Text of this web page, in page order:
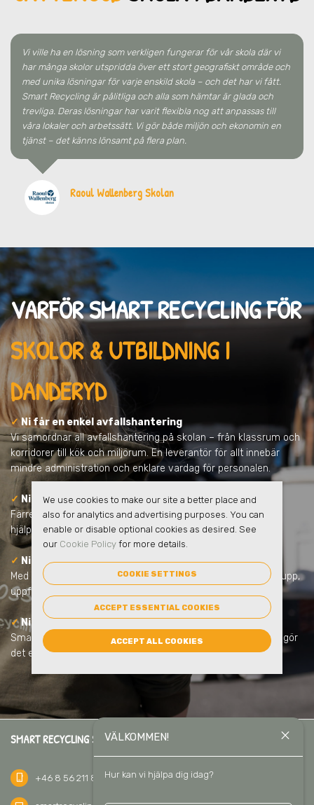
VÄLKOMMEN! close
Hur kan vi hjälpa dig idag?
Vi ville ha en lösning som verkligen fungerar för vår skola där vi
har många skolor utspridda över ett stort geografiskt område och
med unika lösningar för varje enskild skola – och det har vi fått.
Smart Recycling är pålitliga och alla som hämtar är glada och
trevliga. Deras lösningar har varit flexibla nog att anpassas till
våra lokaler och arbetssätt. Vi gör både miljön och ekonomin en
tjänst – det känns lönsamt på flera plan.
Raoul Wallenberg Skolan
VARFÖR SMART RECYCLING FÖR
SKOLOR & UTBILDNING I
DANDERYD
✓ Ni får en enkel avfallshantering
Vi samordnar all avfallshantering på skolan – från klassrum och
korridorer till kök och miljörum. En leverantör för allt innebär
mindre administration och enklare vardag för personalen.
✓ Ni minskar skolans klimatpåverkan
Färre transporter, tydligare sortering och ökad återvinning
hjälper skolan att minska koldioxidutsläppen.
✓ Ni får full kontroll och tydlig rapportering
Med eSmart får ni statistik över skolans avfall. Lätt att följa upp,
uppfylla lagkrav och visa upp.
✓ Ni gör hållbarhet till en del av undervisningen
Smarta miljömöbler och kärl, tydliga skyltar och utbildningar gör
det enkelt för eleverna att delta i hållbarhetsarbetet.
SMART RECYCLING SVERIGE AB
phone_iphone +46 8 56 211 811
We use cookies to make our site a better place and
also for analytics and advertising purposes. You can
enable or disable optional cookies as desired. See
our Cookie Policyfor more details.
COOKIE SETTINGS
ACCEPT ESSENTIAL COOKIES
ACCEPT ALL COOKIES